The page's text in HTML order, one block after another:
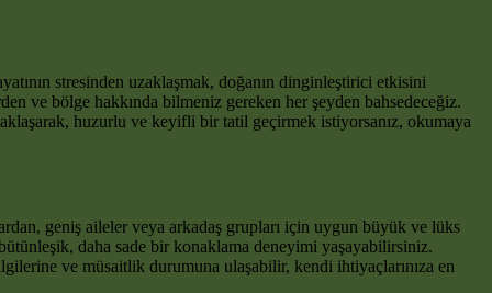
stresinden uzaklaşmak, doğanın dinginleştirici etkisini
ve bölge hakkında bilmeniz gereken her şeyden bahsedeceğiz.
huzurlu ve keyifli bir tatil geçirmek istiyorsanız, okumaya
geniş aileler veya arkadaş grupları için uygun büyük ve lüks
daha sade bir konaklama deneyimi yaşayabilirsiniz.
ve müsaitlik durumuna ulaşabilir, kendi ihtiyaçlarınıza en